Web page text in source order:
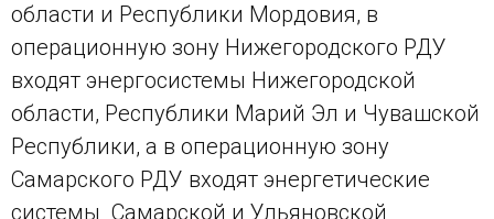
области и Республики Мордовия, в
операционную зону Нижегородского РДУ
входят энергосистемы Нижегородской
области, Республики Марий Эл и Чувашской
Республики, а в операционную зону
Самарского РДУ входят энергетические
системы Самарской и Ульяновской